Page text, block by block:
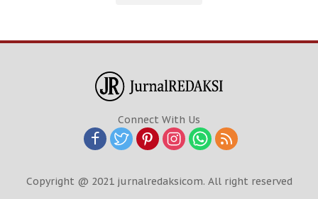
Connect With Us
Copyright @ 2021 jurnalredaksicom. All right reserved